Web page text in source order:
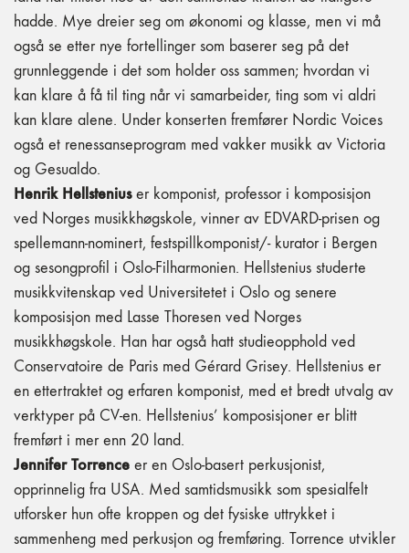
hadde. Mye dreier seg om økonomi og klasse, men vi må
også se etter nye fortellinger som baserer seg på det
grunnleggende i det som holder oss sammen; hvordan vi
kan klare å få til ting når vi samarbeider, ting som vi aldri
kan klare alene. Under konserten fremfører Nordic Voices
også et renessanseprogram med vakker musikk av Victoria
og Gesualdo.
Henrik Hellsteniuser komponist, professor i komposisjon
ved Norges musikkhøgskole, vinner av EDVARD-prisen og
spellemann-nominert, festspillkomponist/- kurator i Bergen
og sesongprofil i Oslo-Filharmonien. Hellstenius studerte
musikkvitenskap ved Universitetet i Oslo og senere
komposisjon med Lasse Thoresen ved Norges
musikkhøgskole. Han har også hatt studieopphold ved
Conservatoire de Paris med Gérard Grisey. Hellstenius er
en ettertraktet og erfaren komponist, med et bredt utvalg av
verktyper på CV-en. Hellstenius’ komposisjoner er blitt
fremført i mer enn 20 land.
Jennifer Torrence er en Oslo-basert perkusjonist,
opprinnelig fra USA. Med samtidsmusikk som spesialfelt
utforsker hun ofte kroppen og det fysiske uttrykket i
sammenheng med perkusjon og fremføring. Torrence utvikler